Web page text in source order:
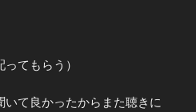
てもらう）
て良かったからまた聴きに